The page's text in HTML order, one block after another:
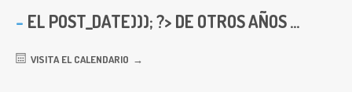
EL POST_DATE))); ?> DE OTROS AÑOS ...
VISITA EL CALENDARIO